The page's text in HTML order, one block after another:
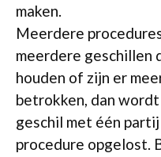
maken.
Meerdere
meerdere geschillen
houden of zijn er
betrokken, dan
geschil met één
procedure opgelost.